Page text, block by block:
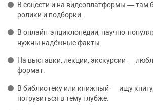
В соцсети и на видеоплатформы — там
ролики и подборки.
В онлайн‑энциклопедии,
нужны надёжные факты.
На выставки, лекции, экскурсии —
формат.
В библиотеку или книжный — ищу
погрузиться в тему глубже.